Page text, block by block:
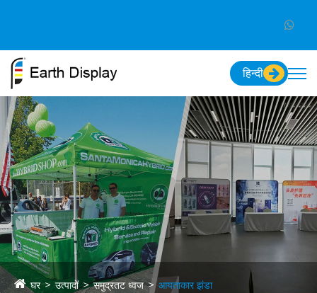
हिन्दी
घर उत्पादों समुद्रतट ध्वज आयताकार झंडा